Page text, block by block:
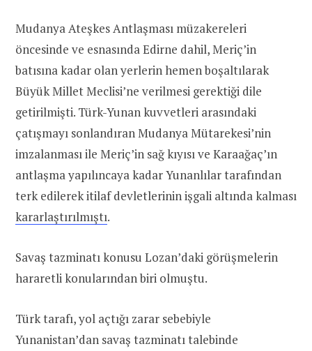
Mudanya Ateşkes Antlaşması müzakereleri
öncesinde ve esnasında Edirne dahil, Meriç’in
batısına kadar olan yerlerin hemen boşaltılarak
Büyük Millet Meclisi’ne verilmesi gerektiği dile
getirilmişti. Türk-Yunan kuvvetleri arasındaki
çatışmayı sonlandıran Mudanya Mütarekesi’nin
imzalanması ile Meriç’in sağ kıyısı ve Karaağaç’ın
antlaşma yapılıncaya kadar Yunanlılar tarafından
terk edilerek itilaf devletlerinin işgali altında kalması
kararlaştırılmıştı.
Savaş tazminatı konusu Lozan’daki görüşmelerin
hararetli konularından biri olmuştu.
Türk tarafı, yol açtığı zarar sebebiyle
Yunanistan’dan savaş tazminatı talebinde